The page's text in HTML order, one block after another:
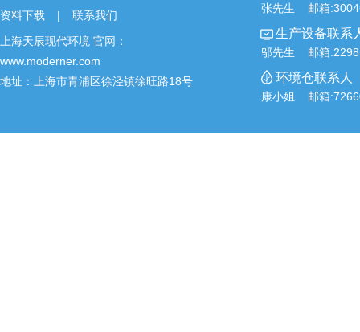
资料下载
|
联系我们
上海天辰现代环境 官网：
www.moderner.com
地址：上海市青浦区徐泾镇徐旺路18号
张先生 邮箱
生产设备联系
邬先生 邮箱
环境仓联系人
康小姐 邮箱